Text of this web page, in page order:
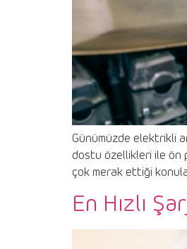
Günümüzde elektrikli
dostu özellikleri ile ön
çok merak ettiği
En Hızlı